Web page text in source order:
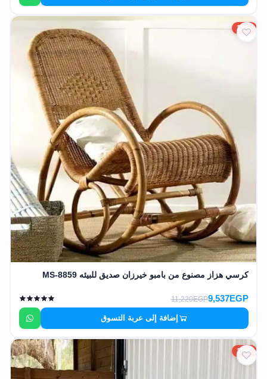
15%
كرسي هزاز مصنوع من بامبو خيرزان صديق للبيئه MS-8859
9,537EGP
11,220EGP
إضافة إلى عربة التسوق
15%